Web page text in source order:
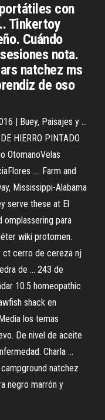
con
Tinkertoy
Cuándo
nota.
natchez ms
de oso
| Buey, Paisajes y ...
HIERRO PINTADO
OtomanoVelas
.... Farm and
Mississippi-Alabama
serve these at El
omplassering para
wiki protomen.
ct cerro de cereza nj
de ... 243 de
10.5 homeopathic
shack en
los temas
De nivel de aceite
Charla ...
natchez
negro marrón y